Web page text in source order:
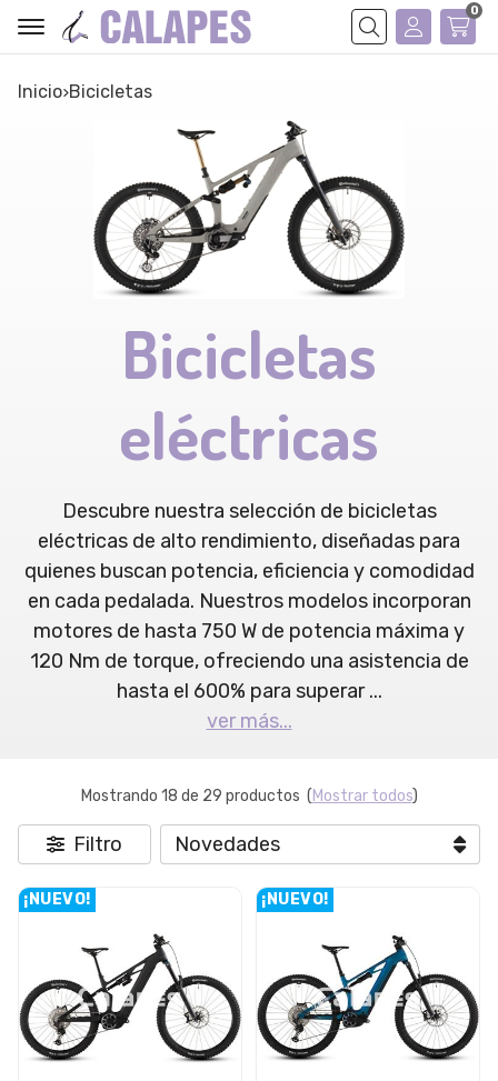
Buscar
0
Inicio bicicletas
Bicicletas
eléctricas
Descubre nuestra selección de bicicletas
eléctricas de alto rendimiento, diseñadas para
quienes buscan potencia, eficiencia y comodidad
en cada pedalada. Nuestros modelos incorporan
motores de hasta 750 W de potencia máxima y
120 Nm de torque, ofreciendo una asistencia de
hasta el 600% para superar...
ver más...
Mostrando 18 de 29 productos (Mostrar todos)
Filtro
¡NUEVO! ¡NUEVO!